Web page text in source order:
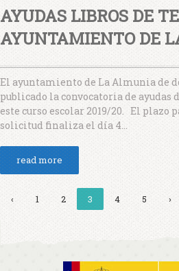
AYUDAS LIBROS DE
AYUNTAMIENTO DE
El ayuntamiento de La Almunia de
publicado la convocatoria de ayudas
este curso escolar 2019/20. El plazo
solicitud finaliza el día 4...
read more
‹ 1 2 3 4 5 ›